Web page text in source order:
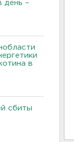
день –
в
сбиты